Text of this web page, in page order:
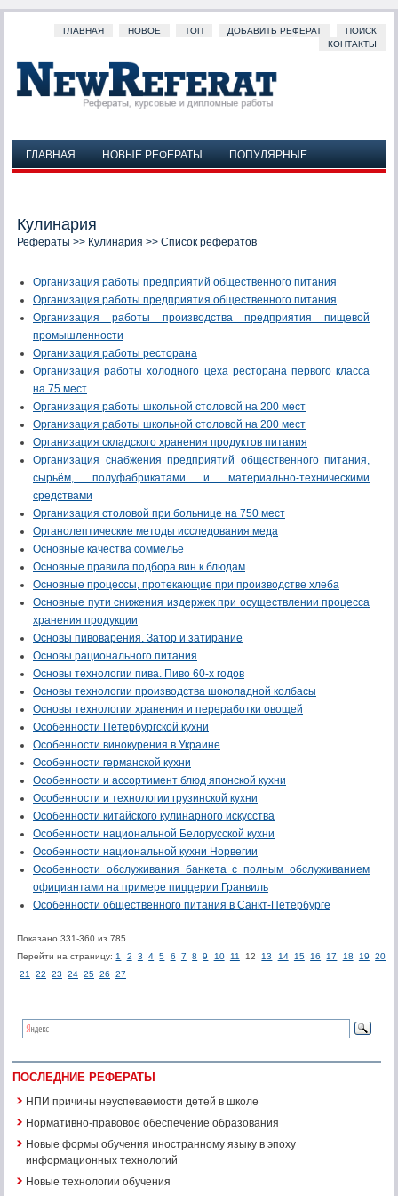
ГЛАВНАЯ НОВОЕ ТОП ДОБАВИТЬ РЕФЕРАТ
ПОИСК
КОНТАКТЫ
ГЛАВНАЯ НОВЫЕ РЕФЕРАТЫ
ПОПУЛЯРНЫЕ
Кулинария
Рефераты >> Кулинария >> Список рефератов
Организация работы предприятий общественного питания
Организация работы предприятия общественного питания
Организация работы производства предприятия пищевой
промышленности
Организация работы ресторана
Организация работы холодного цеха ресторана первого класса
на 75 мест
Организация работы школьной столовой на 200 мест
Организация работы школьной столовой на 200 мест
Организация складского хранения продуктов питания
Организация снабжения предприятий общественного питания,
сырьём, полуфабрикатами и материально-техническими
средствами
Организация столовой при больнице на 750 мест
Органолептические методы исследования меда
Основные качества соммелье
Основные правила подбора вин к блюдам
Основные процессы, протекающие при производстве хлеба
Основные пути снижения издержек при осуществлении процесса
хранения продукции
Основы пивоварения. Затор и затирание
Основы рационального питания
Основы технологии пива. Пиво 60-х годов
Основы технологии производства шоколадной колбасы
Основы технологии хранения и переработки овощей
Особенности Петербургской кухни
Особенности винокурения в Украине
Особенности германской кухни
Особенности и ассортимент блюд японской кухни
Особенности и технологии грузинской кухни
Особенности китайского кулинарного искусства
Особенности национальной Белорусской кухни
Особенности национальной кухни Норвегии
Особенности обслуживания банкета с полным обслуживанием
официантами на примере пиццерии Гранвиль
Особенности общественного питания в Санкт-Петербурге
Показано 331-360 из 785.
Перейти на страницу: 1 2 3 4 5 6 7 8 9 10 11 12 13 14 15 16 17 18 19
20
21
22 23 24 25 26 27
ПОСЛЕДНИЕ РЕФЕРАТЫ
НПИ причины неуспеваемости детей в школе
Нормативно-правовое обеспечение образования
Новые формы обучения иностранному языку в эпоху
информационных технологий
Новые технологии обучения